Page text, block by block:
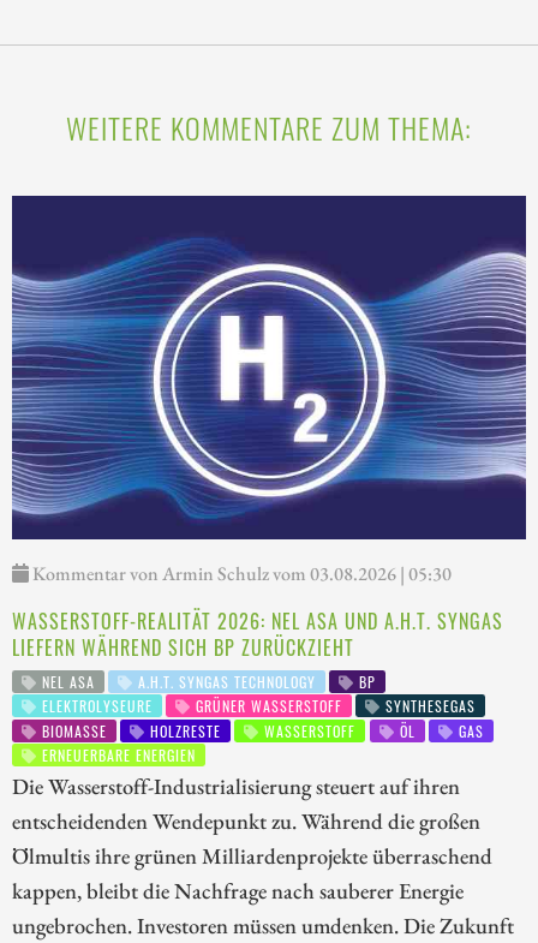
WEITERE KOMMENTARE ZUM THEMA:
Kommentar von Armin Schulz vom 03.08.2026 | 05:30
WASSERSTOFF-REALITÄT 2026: NEL ASA UND A.H.T. SYNGAS
LIEFERN WÄHREND SICH BP ZURÜCKZIEHT
NEL ASA A.H.T. SYNGAS TECHNOLOGY
BP
ELEKTROLYSEURE
GRÜNER WASSERSTOFF
SYNTHESEGAS
BIOMASSE
HOLZRESTE WASSERSTOFF ÖL
GAS
ERNEUERBARE ENERGIEN
Die Wasserstoff-Industrialisierung steuert auf ihren
entscheidenden Wendepunkt zu. Während die großen
Ölmultis ihre grünen Milliardenprojekte überraschend
kappen, bleibt die Nachfrage nach sauberer Energie
ungebrochen. Investoren müssen umdenken. Die Zukunft